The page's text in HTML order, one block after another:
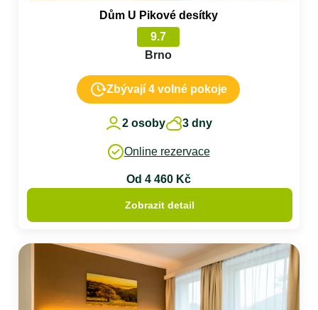
Dům U Pikové desítky
9.7
Brno
Zbývají 4 volné pokoje
2 osoby 3 dny
Online rezervace
Od 4 460 Kč
Zobrazit detail